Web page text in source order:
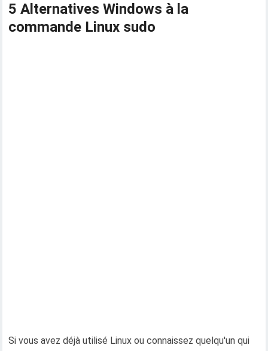
5 Alternatives Windows à la
commande Linux sudo
Si vous avez déjà utilisé Linux ou connaissez quelqu'un qui